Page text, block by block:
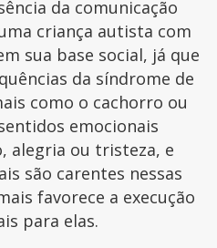
da comunicação
criança autista com
sua base social, já que
da síndrome de
como o cachorro ou
emocionais
alegria ou tristeza, e
são carentes nessas
favorece a execução
para elas.